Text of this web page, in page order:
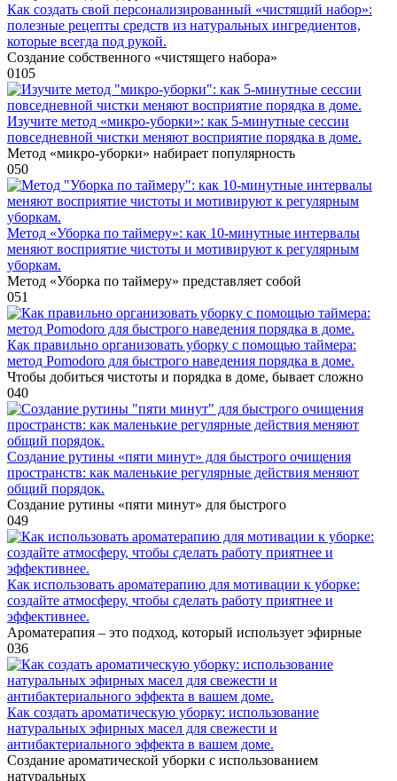
Как создать свой персонализированный «чистящий набор»:
полезные рецепты средств из натуральных ингредиентов,
которые всегда под рукой.
Создание собственного «чистящего набора»
0105
Изучите метод «микро-уборки»: как 5-минутные сессии
повседневной чистки меняют восприятие порядка в доме.
Метод «микро-уборки» набирает популярность
050
Метод «Уборка по таймеру»: как 10-минутные интервалы
меняют восприятие чистоты и мотивируют к регулярным
уборкам.
Метод «Уборка по таймеру» представляет собой
051
Как правильно организовать уборку с помощью таймера:
метод Pomodoro для быстрого наведения порядка в доме.
Чтобы добиться чистоты и порядка в доме, бывает сложно
040
Создание рутины «пяти минут» для быстрого очищения
пространств: как маленькие регулярные действия меняют
общий порядок.
Создание рутины «пяти минут» для быстрого
049
Как использовать ароматерапию для мотивации к уборке:
создайте атмосферу, чтобы сделать работу приятнее и
эффективнее.
Ароматерапия – это подход, который использует эфирные
036
Как создать ароматическую уборку: использование
натуральных эфирных масел для свежести и
антибактериального эффекта в вашем доме.
Создание ароматической уборки с использованием
натуральных